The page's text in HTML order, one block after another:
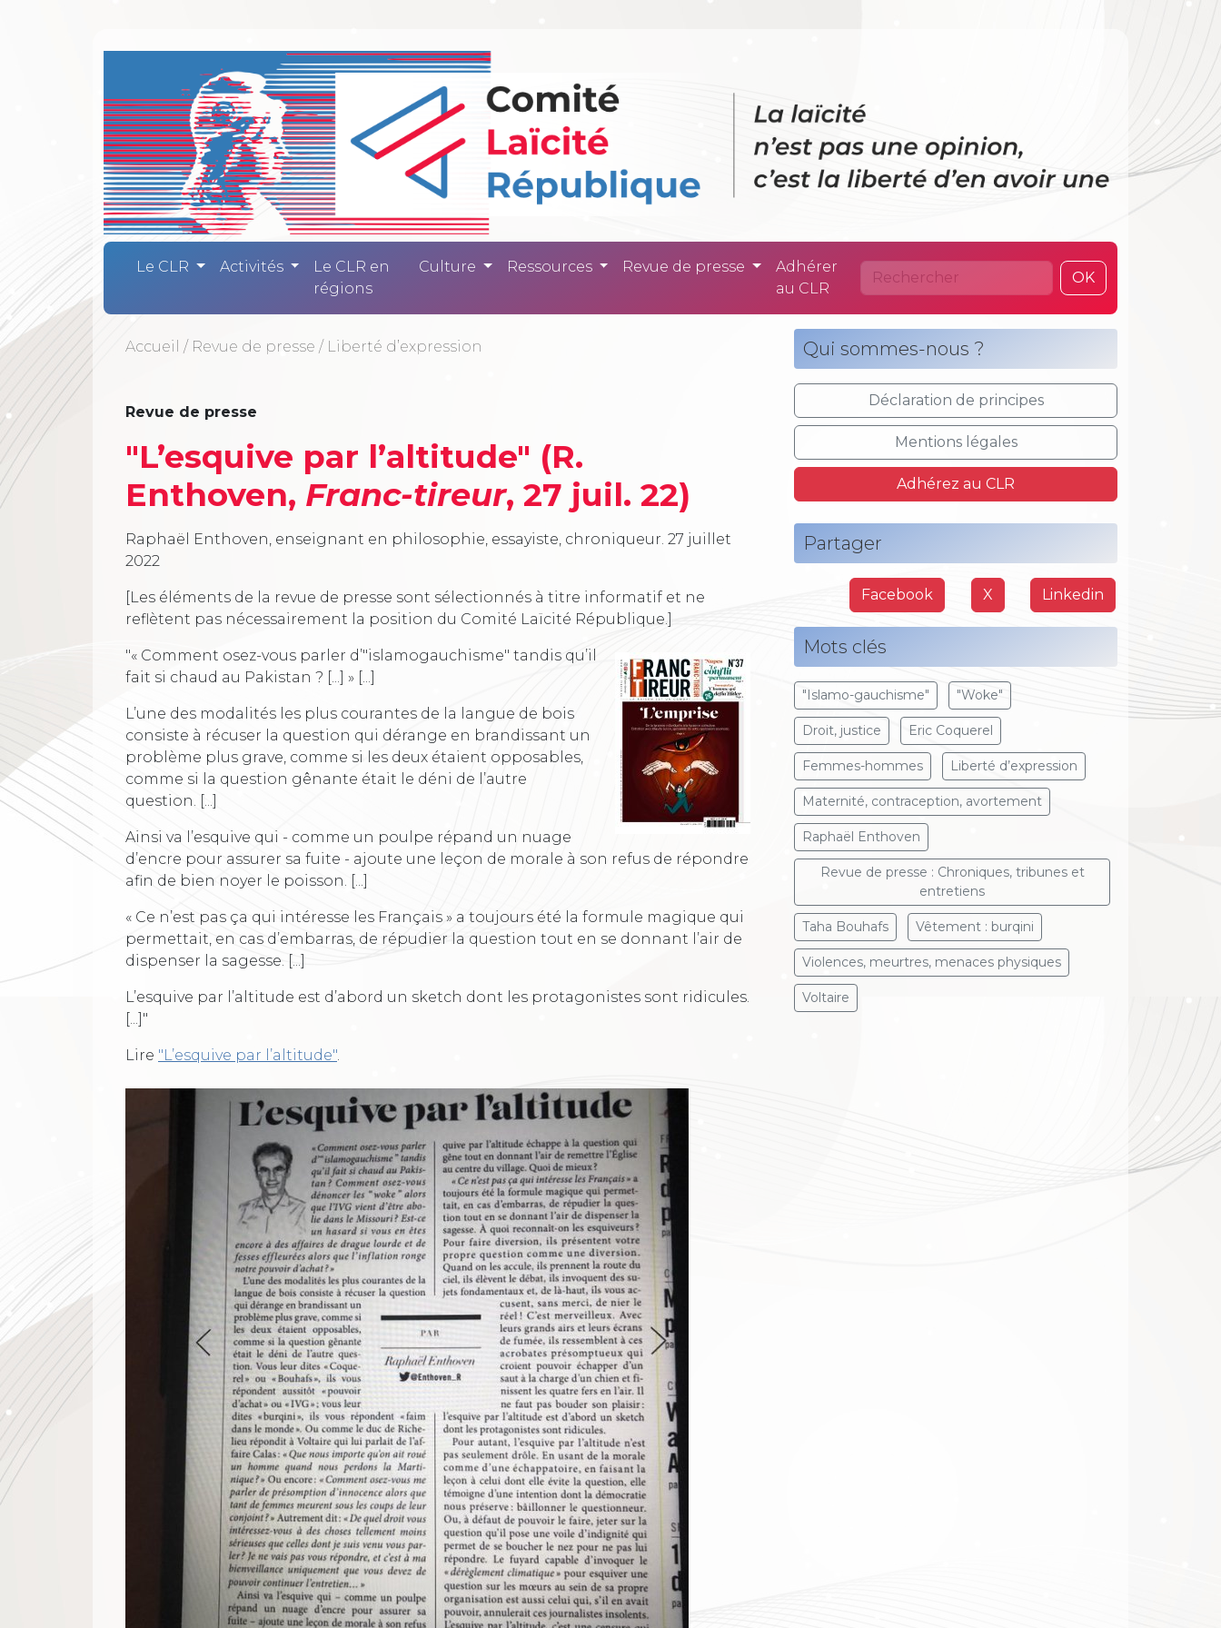
Comité Laïcité République - La laïcité
Le CLR Activités
Le CLR en
régions
Culture Ressources Revue de presse
Adhérer
au CLR
OK
Accueil / Revue de presse / Liberté d’expression
Revue de presse
"L’esquive par l’altitude" (R.
Enthoven, Franc-tireur, 27 juil. 22)
Raphaël Enthoven, enseignant en philosophie, essayiste, chroniqueur. 27 juillet
2022
[Les éléments de la revue de presse sont sélectionnés à titre informatif et ne
reflètent pas nécessairement la position du Comité Laïcité République.]
"« Comment osez-vous parler d’"islamogauchisme" tandis qu’il
fait si chaud au Pakistan ? [...] » [...]
L’une des modalités les plus courantes de la langue de bois
consiste à récuser la question qui dérange en brandissant un
problème plus grave, comme si les deux étaient opposables,
comme si la question gênante était le déni de l’autre
question. [...]
Ainsi va l’esquive qui - comme un poulpe répand un nuage
d’encre pour assurer sa fuite - ajoute une leçon de morale à son refus de répondre
afin de bien noyer le poisson. [...]
« Ce n’est pas ça qui intéresse les Français » a toujours été la formule magique qui
permettait, en cas d’embarras, de répudier la question tout en se donnant l’air de
dispenser la sagesse. [...]
L’esquive par l’altitude est d’abord un sketch dont les protagonistes sont ridicules.
[...]"
Lire "L’esquive par l’altitude".
Qui sommes-nous ?
Déclaration de principes
Mentions légales
Adhérez au CLR
Partager
Facebook X Linkedin
Mots clés
"Islamo-gauchisme" "Woke"
Droit, justice Eric Coquerel
Femmes-hommes Liberté d’expression
Maternité, contraception, avortement
Raphaël Enthoven
Revue de presse : Chroniques, tribunes et
entretiens
Taha Bouhafs Vêtement : burqini
Violences, meurtres, menaces physiques
Voltaire